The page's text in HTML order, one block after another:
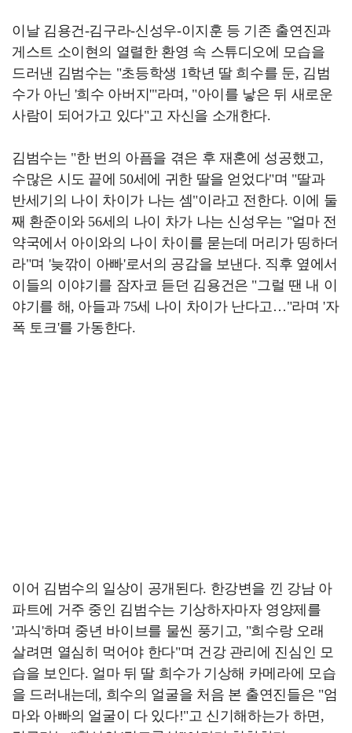
이날 김용건-김구라-신성우-이지훈 등 기존 출연진과
게스트 소이현의 열렬한 환영 속 스튜디오에 모습을
드러낸 김범수는 "초등학생 1학년 딸 희수를 둔, 김범
수가 아닌 '희수 아버지'"라며, "아이를 낳은 뒤 새로운
사람이 되어가고 있다"고 자신을 소개한다.
김범수는 "한 번의 아픔을 겪은 후 재혼에 성공했고,
수많은 시도 끝에 50세에 귀한 딸을 얻었다"며 "딸과
반세기의 나이 차이가 나는 셈"이라고 전한다. 이에 둘
째 환준이와 56세의 나이 차가 나는 신성우는 "얼마 전
약국에서 아이와의 나이 차이를 묻는데 머리가 띵하더
라"며 '늦깎이 아빠'로서의 공감을 보낸다. 직후 옆에서
이들의 이야기를 잠자코 듣던 김용건은 "그럴 땐 내 이
야기를 해, 아들과 75세 나이 차이가 난다고…"라며 '자
폭 토크'를 가동한다.
이어 김범수의 일상이 공개된다. 한강변을 낀 강남 아
파트에 거주 중인 김범수는 기상하자마자 영양제를
'과식'하며 중년 바이브를 물씬 풍기고, "희수랑 오래
살려면 열심히 먹어야 한다"며 건강 관리에 진심인 모
습을 보인다. 얼마 뒤 딸 희수가 기상해 카메라에 모습
을 드러내는데, 희수의 얼굴을 처음 본 출연진들은 "엄
마와 아빠의 얼굴이 다 있다!"고 신기해하는가 하면,